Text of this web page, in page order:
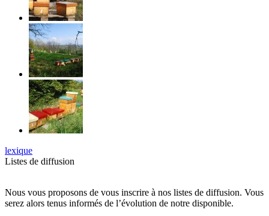
lexique
Listes de diffusion
Nous vous proposons de vous inscrire à nos listes de diffusion. Vous
serez alors tenus informés de l’évolution de notre disponible.